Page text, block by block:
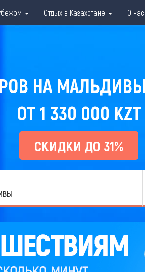
Отдых в Казахстане О нас
НА
ОТ 1 330 000 KZT
СКИДКИ ДО 31%